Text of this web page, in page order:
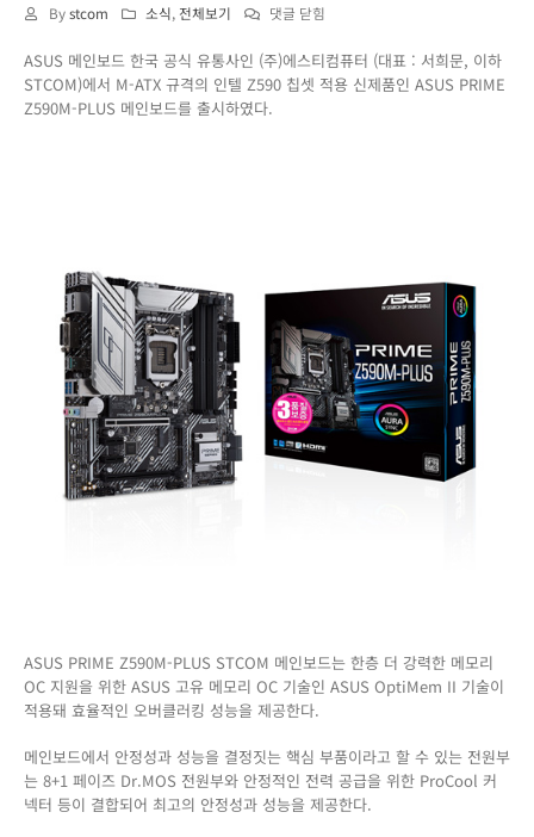
Bystcom 소식, 전체보기
인
11
세
드!
ASUS
PRIME
Z590M-
PLUS
신
제
품
댓글 닫힘
ASUS 메인보드 한국 공식 유통사인 (주)에스티컴퓨터 (대표 : 서희문, 이하
STCOM)에서 M-ATX 규격의 인텔 Z590 칩셋 적용 신제품인 ASUS PRIME
Z590M-PLUS 메인보드를 출시하였다.
ASUS PRIME Z590M-PLUS STCOM 메인보드는 한층 더 강력한 메모리
OC 지원을 위한 ASUS 고유 메모리 OC 기술인 ASUS OptiMem II 기술이
적용돼 효율적인 오버클러킹 성능을 제공한다.
메인보드에서 안정성과 성능을 결정짓는 핵심 부품이라고 할 수 있는 전원부
는 8+1 페이즈 Dr.MOS 전원부와 안정적인 전력 공급을 위한 ProCool 커
넥터 등이 결합되어 최고의 안정성과 성능을 제공한다.